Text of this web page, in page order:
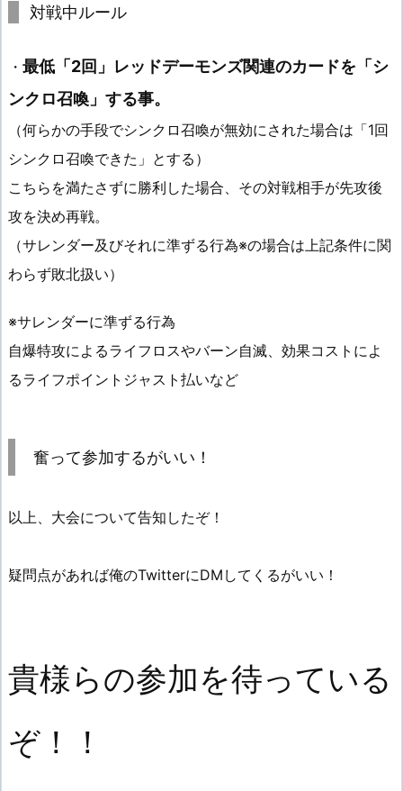
対戦中ルール
・ 最低「2回」レッドデーモンズ関連のカードを「シ
ンクロ召喚」する事。
（何らかの手段でシンクロ召喚が無効にされた場合は「1回
シンクロ召喚できた」とする）
こちらを満たさずに勝利した場合、その対戦相手が先攻後
攻を決め再戦。
（サレンダー及びそれに準ずる行為※の場合は上記条件に関
わらず敗北扱い）
※サレンダーに準ずる行為
自爆特攻によるライフロスやバーン自滅、効果コストによ
るライフポイントジャスト払いなど
奮って参加するがいい！
以上、大会について告知したぞ！
疑問点があれば俺のTwitterにDMしてくるがいい！
貴様らの参加を待っている
ぞ！！